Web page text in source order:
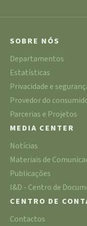
SOBRE NÓS
Departamentos
Estatísticas
Privacidade e
Provedor do
Parcerias e Projetos
MEDIA CENTER
Notícias
Materiais de
Publicações
I&D - Centro de
CENTRO DE
Contactos